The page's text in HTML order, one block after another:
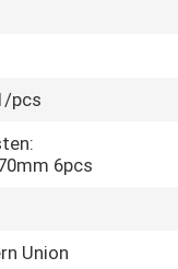
pcs
6pcs
Union